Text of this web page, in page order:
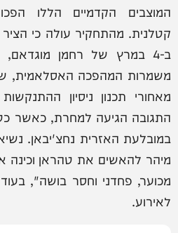
המוצבים הקדמיים הללו
קטלנית. מהתחקיר עולה כי
ב-4 במרץ של רחמן
משמרות המהפכה האסלאמית,
התגובה הגיעה למחרת, כאשר
במובלעת האזרית נחצ'יבאן.
מיהר להאשים את טהראן
מכוער, פחדני וחסר בושה",
לאירוע.